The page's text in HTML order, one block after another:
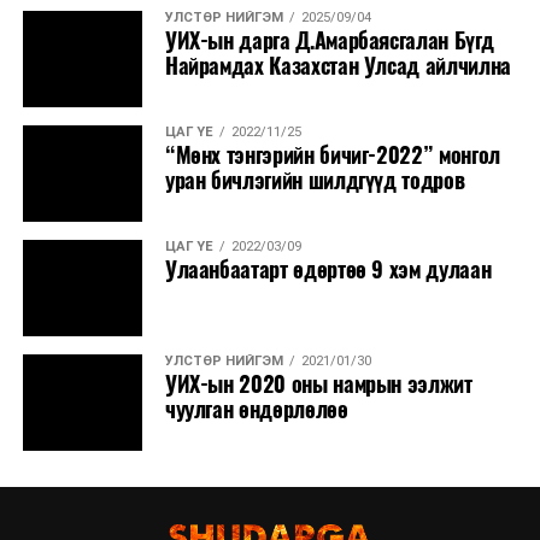
аймгуудын нутгийн хойд хэсгээр, 10-наас ихэнх
нутгаар сэрүүснэ.
УЛСТӨР НИЙГЭМ 2025/09/04
УИХ-ын дарга Д.Амарбаясгалан Бүгд
Найрамдах Казахстан Улсад айлчилна
ЦАГ ҮЕ 2022/11/25
“Мөнх тэнгэрийн бичиг-2022” монгол
уран бичлэгийн шилдгүүд тодров
ЦАГ ҮЕ 2022/03/09
Улаанбаатарт өдөртөө 9 хэм дулаан
УЛСТӨР НИЙГЭМ 2021/01/30
УИХ-ын 2020 оны намрын ээлжит
чуулган өндөрлөлөө